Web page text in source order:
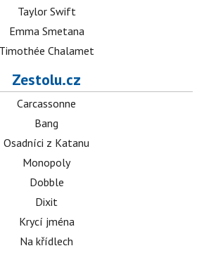
Taylor Swift
Emma Smetana
Timothée Chalamet
Zestolu.cz
Carcassonne
Bang
Osadníci z Katanu
Monopoly
Dobble
Dixit
Krycí jména
Na křídlech